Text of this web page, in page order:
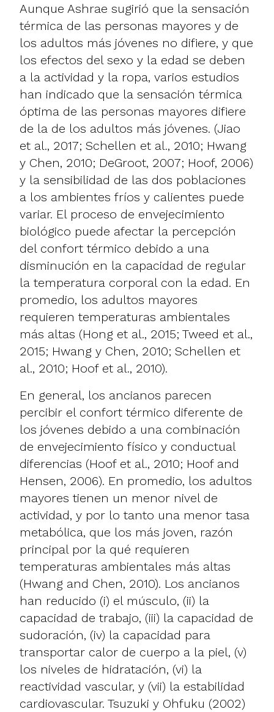
Aunque Ashrae sugirió que la sensación
térmica de las personas mayores y de
los adultos más jóvenes no difiere, y que
los efectos del sexo y la edad se deben
a la actividad y la ropa, varios estudios
han indicado que la sensación térmica
óptima de las personas mayores difiere
de la de los adultos más jóvenes. (Jiao
et al., 2017; Schellen et al., 2010; Hwang
y Chen, 2010; DeGroot, 2007; Hoof, 2006)
y la sensibilidad de las dos poblaciones
a los ambientes fríos y calientes puede
variar. El proceso de envejecimiento
biológico puede afectar la percepción
del confort térmico debido a una
disminución en la capacidad de regular
la temperatura corporal con la edad. En
promedio, los adultos mayores
requieren temperaturas ambientales
más altas (Hong et al., 2015; Tweed et al.,
2015; Hwang y Chen, 2010; Schellen et
al., 2010; Hoof et al., 2010).
En general, los ancianos parecen
percibir el confort térmico diferente de
los jóvenes debido a una combinación
de envejecimiento físico y conductual
diferencias (Hoof et al., 2010; Hoof and
Hensen, 2006). En promedio, los adultos
mayores tienen un menor nivel de
actividad, y por lo tanto una menor tasa
metabólica, que los más joven, razón
principal por la qué requieren
temperaturas ambientales más altas
(Hwang and Chen, 2010). Los ancianos
han reducido (i) el músculo, (ii) la
capacidad de trabajo, (iii) la capacidad de
sudoración, (iv) la capacidad para
transportar calor de cuerpo a la piel, (v)
los niveles de hidratación, (vi) la
reactividad vascular, y (vii) la estabilidad
cardiovascular. Tsuzuki y Ohfuku (2002)